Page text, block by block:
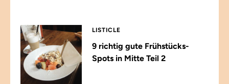
LISTICLE
9 richtig gute Frühstücks-
Spots in Mitte Teil 2